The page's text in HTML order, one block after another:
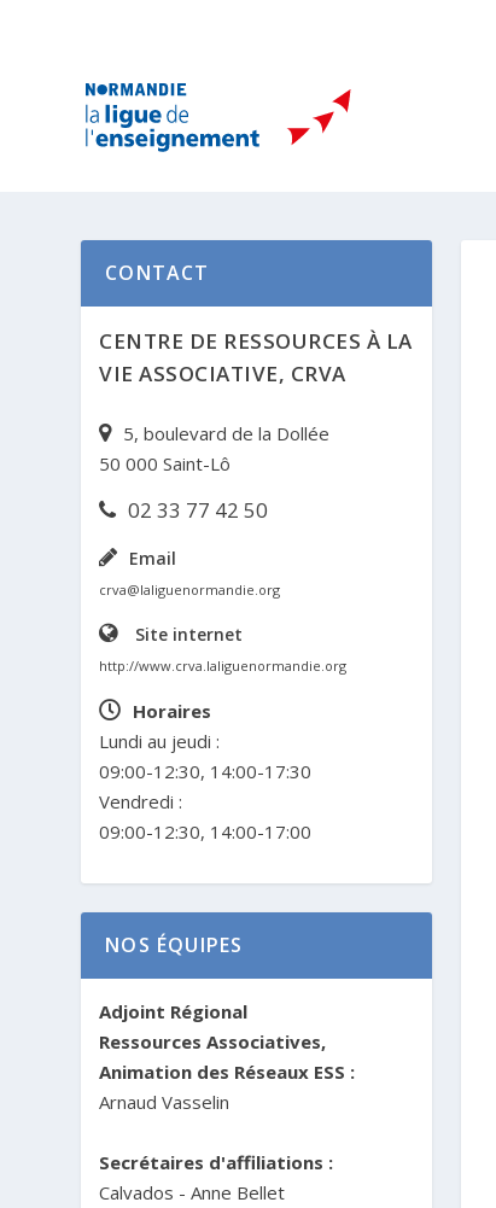
CONTACT
CENTRE DE RESSOURCES À LA
VIE ASSOCIATIVE, CRVA
5, boulevard de la Dollée
50 000 Saint-Lô
02 33 77 42 50
Email
crva@laliguenormandie.org
Site internet
http://www.crva.laliguenormandie.org
Horaires
Lundi au jeudi :
09:00-12:30, 14:00-17:30
Vendredi :
09:00-12:30, 14:00-17:00
NOS ÉQUIPES
Adjoint Régional
Ressources Associatives,
Animation des Réseaux ESS :
Arnaud Vasselin
Secrétaires d'affiliations :
Calvados - Anne Bellet